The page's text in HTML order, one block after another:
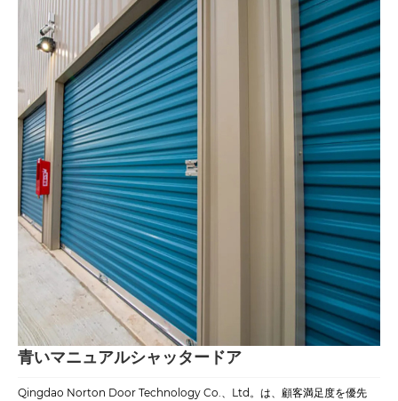
青いマニュアルシャッタードア
Qingdao Norton Door Technology Co.、Ltd。は、顧客満足度を優先